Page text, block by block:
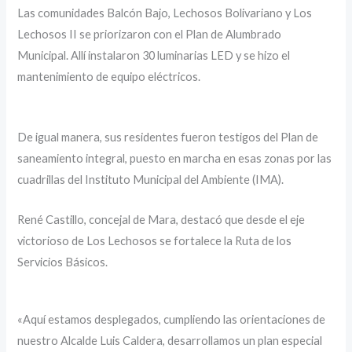
Las comunidades Balcón Bajo, Lechosos Bolivariano y Los
Lechosos II se priorizaron con el Plan de Alumbrado
Municipal. Allí instalaron 30 luminarias LED y se hizo el
mantenimiento de equipo eléctricos.
De igual manera, sus residentes fueron testigos del Plan de
saneamiento integral, puesto en marcha en esas zonas por las
cuadrillas del Instituto Municipal del Ambiente (IMA).
René Castillo, concejal de Mara, destacó que desde el eje
victorioso de Los Lechosos se fortalece la Ruta de los
Servicios Básicos.
«Aquí estamos desplegados, cumpliendo las orientaciones de
nuestro Alcalde Luis Caldera, desarrollamos un plan especial